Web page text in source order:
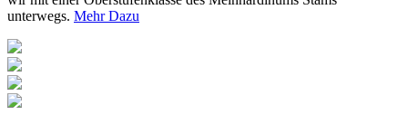
unterwegs. Mehr Dazu